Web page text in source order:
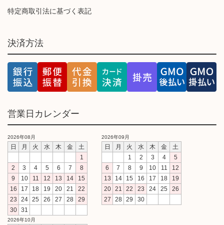
特定商取引法に基づく表記
決済方法
営業日カレンダー
2026年08月
日 月 火 水 木 金
土
1
2
3 4 5 6 7
8
9
10 11 12 13 14
15
16
17 18 19 20 21
22
23
24 25 26 27 28
29
30
31
2026年09月
日 月 火 水 木 金
土
1
2 3 4
5
6
7 8 9 10 11
12
13
14 15 16 17 18
19
20
21 22 23 24 25
26
27
28 29 30
2026年10月